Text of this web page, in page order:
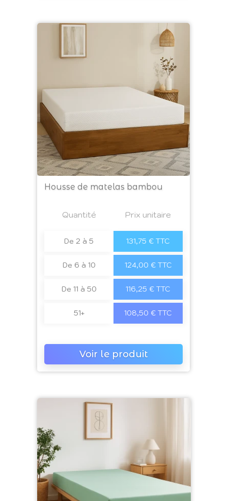
Housse de matelas bambou
Quantité Prix unitaire
De 2 à 5 131,75 € TTC
De 6 à 10 124,00 € TTC
De 11 à 50 116,25 € TTC
51+ 108,50 € TTC
Voir le produit